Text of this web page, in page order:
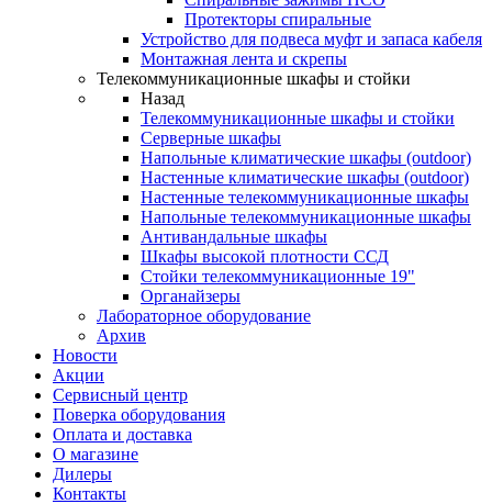
Протекторы спиральные
Устройство для подвеса муфт и запаса кабеля
Монтажная лента и скрепы
Телекоммуникационные шкафы и стойки
Назад
Телекоммуникационные шкафы и стойки
Серверные шкафы
Напольные климатические шкафы (outdoor)
Настенные климатические шкафы (outdoor)
Настенные телекоммуникационные шкафы
Напольные телекоммуникационные шкафы
Антивандальные шкафы
Шкафы высокой плотности ССД
Стойки телекоммуникационные 19"
Органайзеры
Лабораторное оборудование
Архив
Новости
Акции
Сервисный центр
Поверка оборудования
Оплата и доставка
О магазине
Дилеры
Контакты